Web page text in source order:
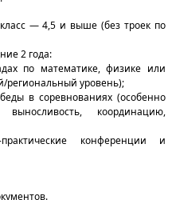
— 4,5 и выше (без троек по
2 года:
по математике, физике или
уровень);
в соревнованиях (особенно
координацию,
конференции и